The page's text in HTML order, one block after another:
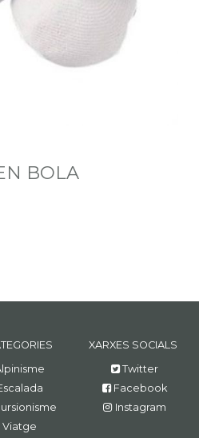
BOLA
Viatge
XARXES SOCIALS
Twitter
Facebook
Instagram